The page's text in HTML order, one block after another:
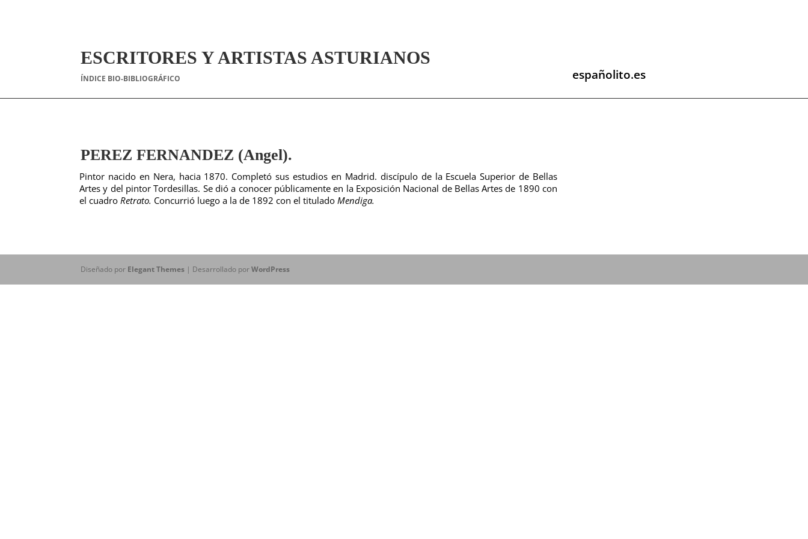
ESCRITORES Y ARTISTAS ASTURIANOS
ÍNDICE BIO-BIBLIOGRÁFICO españolito.es
PEREZ FERNANDEZ (Angel).
Pintor nacido en Nera, hacia 1870. Completó sus estudios en Madrid. discípulo de la Escuela Superior de Bellas
Artes y del pintor Tordesillas. Se dió a conocer públicamente en la Exposición Nacional de Bellas Artes de 1890 con
el cuadro Retrato. Concurrió luego a la de 1892 con el titulado Mendiga.
Diseñado por Elegant Themes | Desarrollado porWordPress